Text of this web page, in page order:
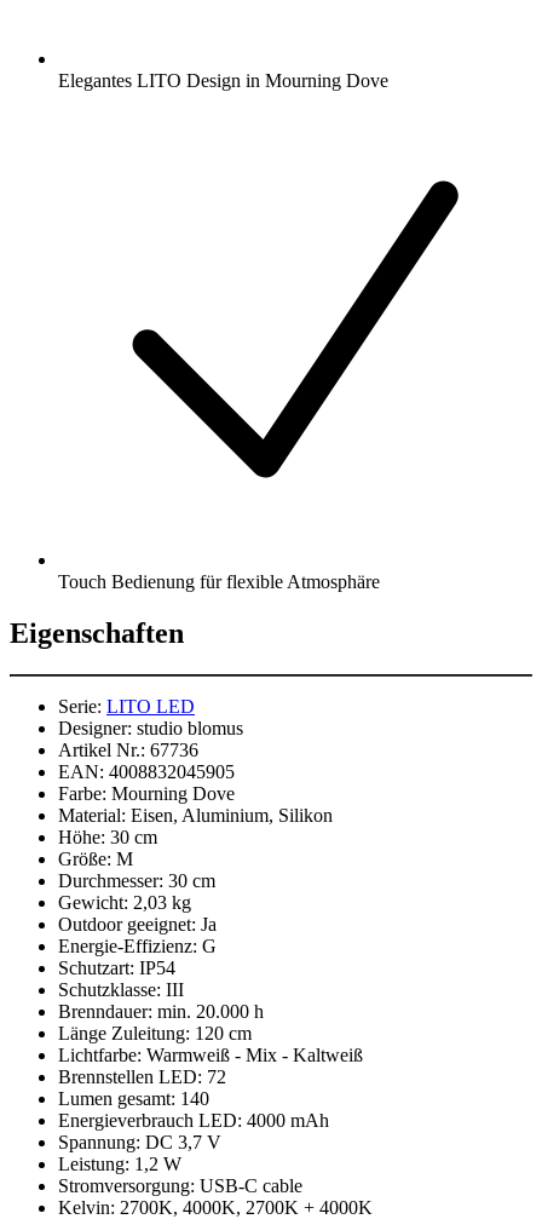
Elegantes LITO Design in Mourning Dove
Touch Bedienung für flexible Atmosphäre
Eigenschaften
Serie: LITO LED
Designer: studio blomus
Artikel Nr.: 67736
EAN: 4008832045905
Farbe: Mourning Dove
Material: Eisen, Aluminium, Silikon
Höhe: 30 cm
Größe: M
Durchmesser: 30 cm
Gewicht: 2,03 kg
Outdoor geeignet: Ja
Energie-Effizienz: G
Schutzart: IP54
Schutzklasse: III
Brenndauer: min. 20.000 h
Länge Zuleitung: 120 cm
Lichtfarbe: Warmweiß - Mix - Kaltweiß
Brennstellen LED: 72
Lumen gesamt: 140
Energieverbrauch LED: 4000 mAh
Spannung: DC 3,7 V
Leistung: 1,2 W
Stromversorgung: USB-C cable
Kelvin: 2700K, 4000K, 2700K + 4000K